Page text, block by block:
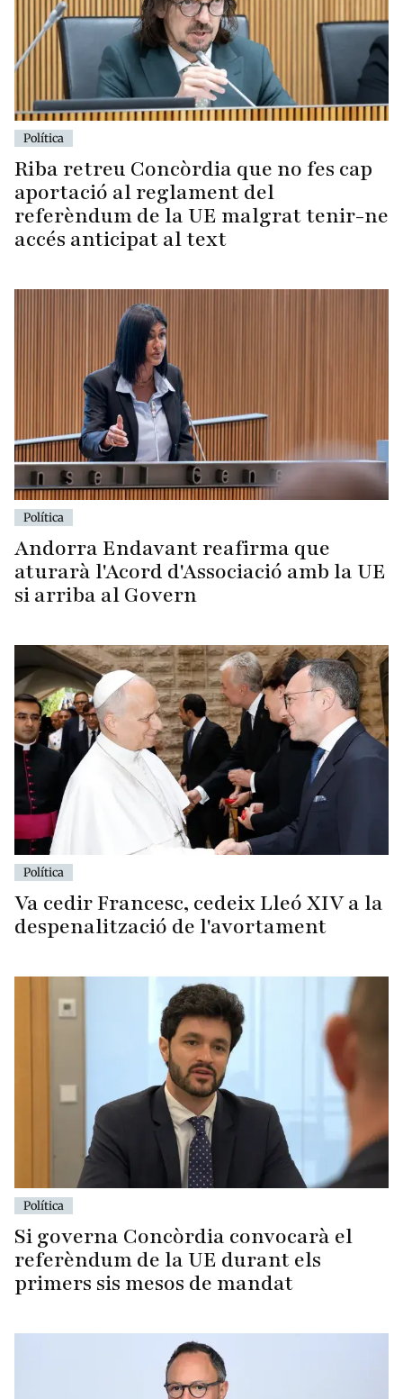
Política
Riba retreu Concòrdia que no fes cap
aportació al reglament del
referèndum de la UE malgrat tenir-ne
accés anticipat al text
Política
Andorra Endavant reafirma que
aturarà l'Acord d'Associació amb la UE
si arriba al Govern
Política
Va cedir Francesc, cedeix Lleó XIV a la
despenalització de l'avortament
Política
Si governa Concòrdia convocarà el
referèndum de la UE durant els
primers sis mesos de mandat